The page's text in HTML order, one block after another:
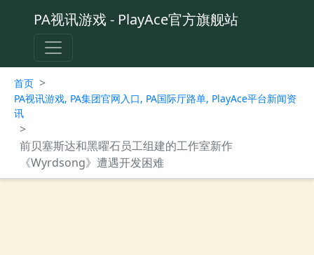
PA视讯游戏 - PlayAce官方旗舰站
首页 >
PA视讯游戏, PA集团官网入口, PA国际厅路单, PlayAce平台新闻资
讯
>
前贝塞斯达和黑曜石员工组建的工作室新作
《Wyrdsong》遭遇开发困难